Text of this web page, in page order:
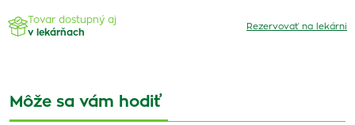
Tovar dostupný aj
v lekárňach
Rezervovať na lekárni
Môže sa vám hodiť